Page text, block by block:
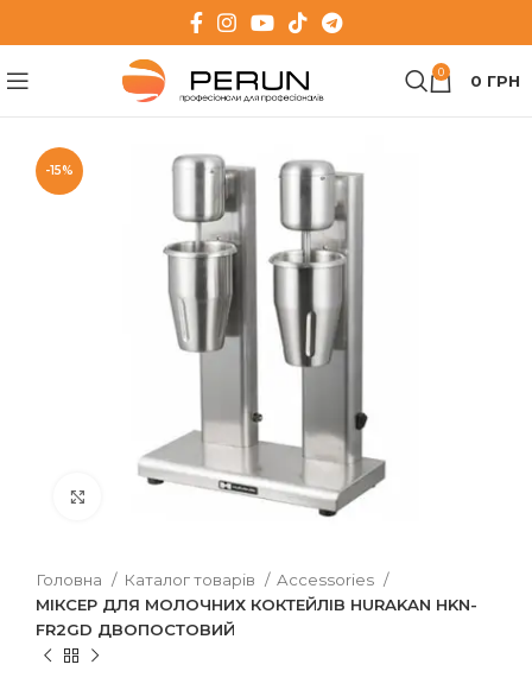
0 0 ГРН
-15%
Клацніть, щоб збільшити
Головна Каталог товарів
Accessories
МІКСЕР ДЛЯ МОЛОЧНИХ КОКТЕЙЛІВ HURAKAN HKN-
FR2GD ДВОПОСТОВИЙ